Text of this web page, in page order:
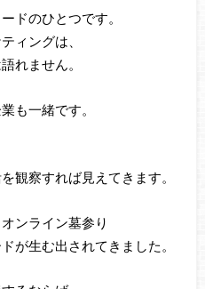
ドのひとつです。
ィングは、
れません。
も一緒です。
観察すれば見えてきます。
ンライン墓参り
が生む出されてきました。